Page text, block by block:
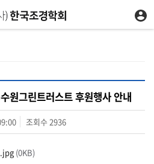
원그린트러스트 후원행사 안내
조회수 2936
.jpg (0KB)